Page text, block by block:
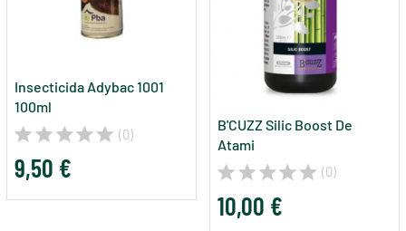
Insecticida Adybac 1001
100ml
(0)
9,50 €
B'CUZZ Silic Boost De
Atami
(0)
10,00 €